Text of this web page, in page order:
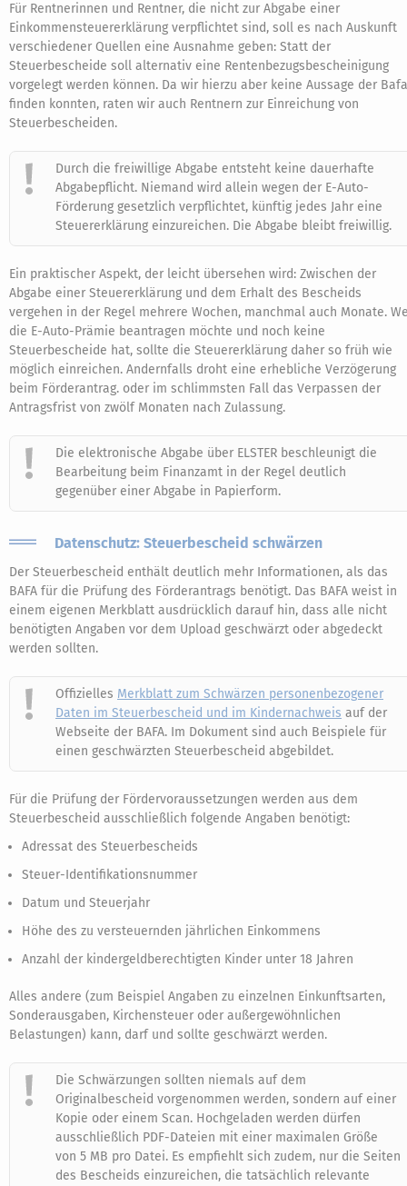
Für Rentnerinnen und Rentner, die nicht zur Abgabe einer
Einkommensteuererklärung verpflichtet sind, soll es nach Auskunft
verschiedener Quellen eine Ausnahme geben: Statt der
Steuerbescheide soll alternativ eine Rentenbezugsbescheinigung
vorgelegt werden können. Da wir hierzu aber keine Aussage der Bafa
finden konnten, raten wir auch Rentnern zur Einreichung von
Steuerbescheiden.
Durch die freiwillige Abgabe entsteht keine dauerhafte
Abgabepflicht. Niemand wird allein wegen der E-Auto-
Förderung gesetzlich verpflichtet, künftig jedes Jahr eine
Steuererklärung einzureichen. Die Abgabe bleibt freiwillig.
Ein praktischer Aspekt, der leicht übersehen wird: Zwischen der
Abgabe einer Steuererklärung und dem Erhalt des Bescheids
vergehen in der Regel mehrere Wochen, manchmal auch Monate.
die E-Auto-Prämie beantragen möchte und noch keine
Steuerbescheide hat, sollte die Steuererklärung daher so früh wie
möglich einreichen. Andernfalls droht eine erhebliche Verzögerung
beim Förderantrag. oder im schlimmsten Fall das Verpassen der
Antragsfrist von zwölf Monaten nach Zulassung.
Die elektronische Abgabe über ELSTER beschleunigt die
Bearbeitung beim Finanzamt in der Regel deutlich
gegenüber einer Abgabe in Papierform.
Datenschutz: Steuerbescheid schwärzen
Der Steuerbescheid enthält deutlich mehr Informationen, als das
BAFA für die Prüfung des Förderantrags benötigt. Das BAFA weist in
einem eigenen Merkblatt ausdrücklich darauf hin, dass alle nicht
benötigten Angaben vor dem Upload geschwärzt oder abgedeckt
werden sollten.
Offizielles Merkblatt zum Schwärzen personenbezogener
Daten im Steuerbescheid und im Kindernachweis auf der
Webseite der BAFA. Im Dokument sind auch Beispiele für
einen geschwärzten Steuerbescheid abgebildet.
Für die Prüfung der Fördervoraussetzungen werden aus dem
Steuerbescheid ausschließlich folgende Angaben benötigt:
Adressat des Steuerbescheids
Steuer-Identifikationsnummer
Datum und Steuerjahr
Höhe des zu versteuernden jährlichen Einkommens
Anzahl der kindergeldberechtigten Kinder unter 18 Jahren
Alles andere (zum Beispiel Angaben zu einzelnen Einkunftsarten,
Sonderausgaben, Kirchensteuer oder außergewöhnlichen
Belastungen) kann, darf und sollte geschwärzt werden.
Die Schwärzungen sollten niemals auf dem
Originalbescheid vorgenommen werden, sondern auf einer
Kopie oder einem Scan. Hochgeladen werden dürfen
ausschließlich PDF-Dateien mit einer maximalen Größe
von 5 MB pro Datei. Es empfiehlt sich zudem, nur die Seiten
des Bescheids einzureichen, die tatsächlich relevante